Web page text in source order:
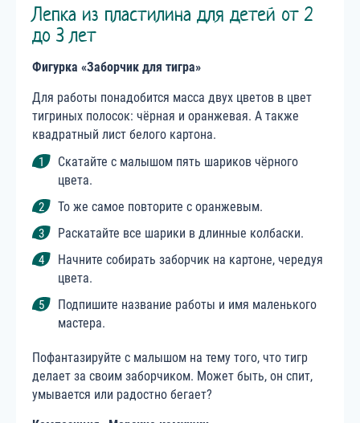
Лепка из пластилина для детей от 2
до 3 лет
Фигурка «Заборчик для тигра»
Для работы понадобится масса двух цветов в цвет
тигриных полосок: чёрная и оранжевая. А также
квадратный лист белого картона.
Скатайте с малышом пять шариков чёрного
цвета.
То же самое повторите с оранжевым.
Раскатайте все шарики в длинные колбаски.
Начните собирать заборчик на картоне, чередуя
цвета.
Подпишите название работы и имя маленького
мастера.
Пофантазируйте с малышом на тему того, что тигр
делает за своим заборчиком. Может быть, он спит,
умывается или радостно бегает?